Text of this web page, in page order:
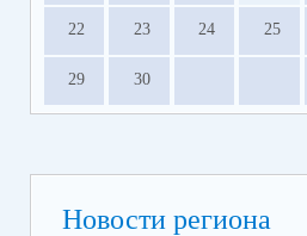
22 23 24 25
29 30
Новости региона